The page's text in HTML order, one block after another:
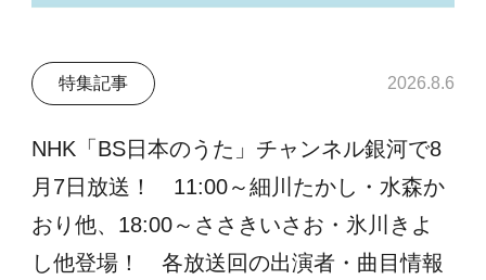
特集記事 2026.8.6
NHK「BS日本のうた」チャンネル銀河で8
月7日放送！ 11:00～細川たかし・水森か
おり他、18:00～ささきいさお・氷川きよ
し他登場！ 各放送回の出演者・曲目情報